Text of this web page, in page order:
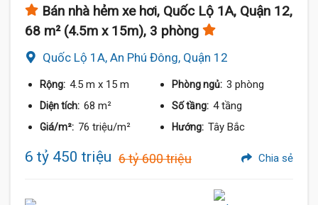
Bán nhà hẻm xe hơi, Quốc Lộ 1A, Quận 12,
68 m² (4.5m x 15m), 3 phòng
Quốc Lộ 1A, An Phú Đông, Quận 12
Rộng: 4.5 m x 15 m Phòng ngủ: 3 phòng
Diện tích: 68 m² Số tầng: 4 tầng
Giá/m²: 76 triệu/m² Hướng: Tây Bắc
6 tỷ 450 triệu 6 tỷ 600 triệu Chia sẻ